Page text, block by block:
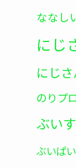
ななし
にじ
にじ
のりプ
ぶい
ぶいぱい